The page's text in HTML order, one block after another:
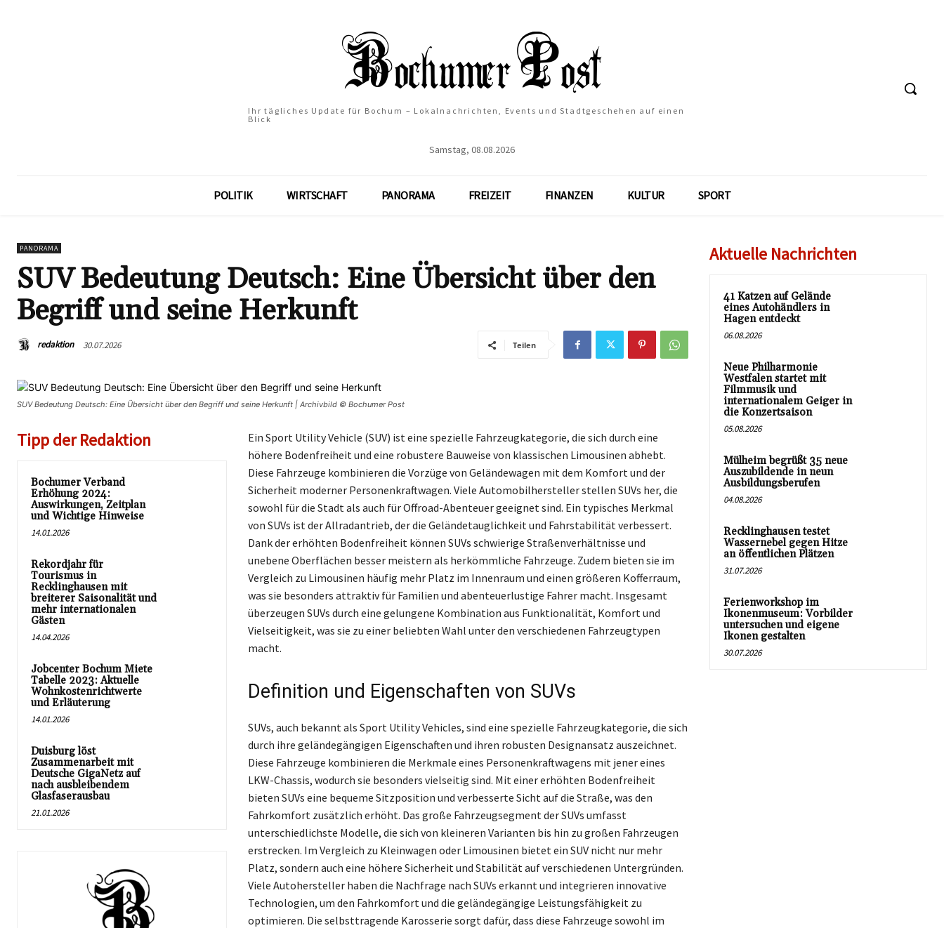
Ihr tägliches Update für Bochum – Lokalnachrichten, Events und Stadtgeschehen auf einen
Blick
Samstag, 08.08.2026
POLITIK WIRTSCHAFT PANORAMA FREIZEIT FINANZEN KULTUR SPORT
PANORAMA
SUV Bedeutung Deutsch: Eine Übersicht über den
Begriff und seine Herkunft
redaktion 30.07.2026 Teilen
SUV Bedeutung Deutsch: Eine Übersicht über den Begriff und seine Herkunft | Archivbild © Bochumer Post
Tipp der Redaktion
Bochumer Verband
Erhöhung 2024:
Auswirkungen, Zeitplan
und Wichtige Hinweise
14.01.2026
Rekordjahr für
Tourismus in
Recklinghausen mit
breiterer Saisonalität und
mehr internationalen
Gästen
14.04.2026
Jobcenter Bochum Miete
Tabelle 2023: Aktuelle
Wohnkostenrichtwerte
und Erläuterung
14.01.2026
Duisburg löst
Zusammenarbeit mit
Deutsche GigaNetz auf
nach ausbleibendem
Glasfaserausbau
21.01.2026
Ein Sport Utility Vehicle (SUV) ist eine spezielle Fahrzeugkategorie, die sich durch eine
höhere Bodenfreiheit und eine robustere Bauweise von klassischen Limousinen abhebt.
Diese Fahrzeuge kombinieren die Vorzüge von Geländewagen mit dem Komfort und der
Sicherheit moderner Personenkraftwagen. Viele Automobilhersteller stellen SUVs her, die
sowohl für die Stadt als auch für Offroad-Abenteuer geeignet sind. Ein typisches Merkmal
von SUVs ist der Allradantrieb, der die Geländetauglichkeit und Fahrstabilität verbessert.
Dank der erhöhten Bodenfreiheit können SUVs schwierige Straßenverhältnisse und
unebene Oberflächen besser meistern als herkömmliche Fahrzeuge. Zudem bieten sie im
Vergleich zu Limousinen häufig mehr Platz im Innenraum und einen größeren Kofferraum,
was sie besonders attraktiv für Familien und abenteuerlustige Fahrer macht. Insgesamt
überzeugen SUVs durch eine gelungene Kombination aus Funktionalität, Komfort und
Vielseitigkeit, was sie zu einer beliebten Wahl unter den verschiedenen Fahrzeugtypen
macht.
Definition und Eigenschaften von SUVs
SUVs, auch bekannt als Sport Utility Vehicles, sind eine spezielle Fahrzeugkategorie, die sich
durch ihre geländegängigen Eigenschaften und ihren robusten Designansatz auszeichnet.
Diese Fahrzeuge kombinieren die Merkmale eines Personenkraftwagens mit jener eines
LKW-Chassis, wodurch sie besonders vielseitig sind. Mit einer erhöhten Bodenfreiheit
bieten SUVs eine bequeme Sitzposition und verbesserte Sicht auf die Straße, was den
Fahrkomfort zusätzlich erhöht. Das große Fahrzeugsegment der SUVs umfasst
unterschiedlichste Modelle, die sich von kleineren Varianten bis hin zu großen Fahrzeugen
erstrecken. Im Vergleich zu Kleinwagen oder Limousinen bietet ein SUV nicht nur mehr
Platz, sondern auch eine höhere Sicherheit und Stabilität auf verschiedenen Untergründen.
Viele Autohersteller haben die Nachfrage nach SUVs erkannt und integrieren innovative
Technologien, um den Fahrkomfort und die geländegängige Leistungsfähigkeit zu
optimieren. Die selbsttragende Karosserie sorgt dafür, dass diese Fahrzeuge sowohl im
Aktuelle Nachrichten
41 Katzen auf Gelände
eines Autohändlers in
Hagen entdeckt
06.08.2026
Neue Philharmonie
Westfalen startet mit
Filmmusik und
internationalem Geiger in
die Konzertsaison
05.08.2026
Mülheim begrüßt 35 neue
Auszubildende in neun
Ausbildungsberufen
04.08.2026
Recklinghausen testet
Wassernebel gegen Hitze
an öffentlichen Plätzen
31.07.2026
Ferienworkshop im
Ikonenmuseum: Vorbilder
untersuchen und eigene
Ikonen gestalten
30.07.2026